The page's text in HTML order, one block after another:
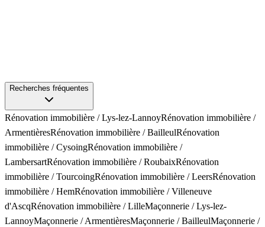
Recherches fréquentes
Rénovation immobilière / Lys-lez-LannoyRénovation immobilière /
ArmentièresRénovation immobilière / BailleulRénovation
immobilière / CysoingRénovation immobilière /
LambersartRénovation immobilière / RoubaixRénovation
immobilière / TourcoingRénovation immobilière / LeersRénovation
immobilière / HemRénovation immobilière / Villeneuve
d'AscqRénovation immobilière / LilleMaçonnerie / Lys-lez-
LannoyMaçonnerie / ArmentièresMaçonnerie / BailleulMaçonnerie /